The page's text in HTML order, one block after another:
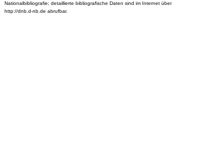
Nationalbibliografie; detaillierte bibliografische Daten sind im Internet über
http://dnb.d-nb.de abrufbar.